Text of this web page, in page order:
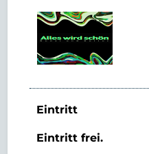
Eintritt
Eintritt frei.